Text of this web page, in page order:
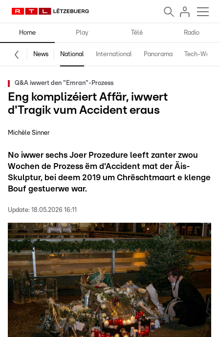
Home Play Télé Radio
News National International Panorama Tech-World
Q&A iwwert den "Emran"-Prozess
Eng komplizéiert Affär, iwwert
d'Tragik vum Accident eraus
Michèle Sinner
No iwwer sechs Joer Prozedure leeft zanter zwou
Wochen de Prozess ëm d'Accident mat der Äis-
Skulptur, bei deem 2019 um Chrëschtmaart e klenge
Bouf gestuerwe war.
Update: 18.05.2026 16:11